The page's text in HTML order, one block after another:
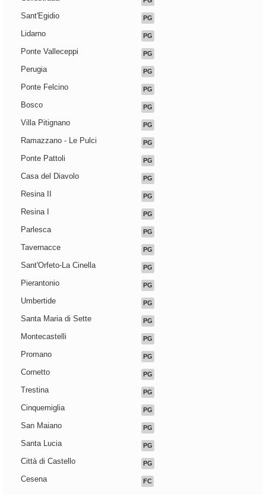
Sant'Egidio PG
Lidarno PG
Ponte Valleceppi PG
Perugia PG
Ponte Felcino PG
Bosco PG
Villa Pitignano PG
Ramazzano - Le Pulci PG
Ponte Pattoli PG
Casa del Diavolo PG
Resina II PG
Resina I PG
Parlesca PG
Tavernacce PG
Sant'Orfeto-La Cinella PG
Pierantonio PG
Umbertide PG
Santa Maria di Sette PG
Montecastelli PG
Promano PG
Cornetto PG
Trestina PG
Cinquemiglia PG
San Maiano PG
Santa Lucia PG
Città di Castello PG
Cesena FC